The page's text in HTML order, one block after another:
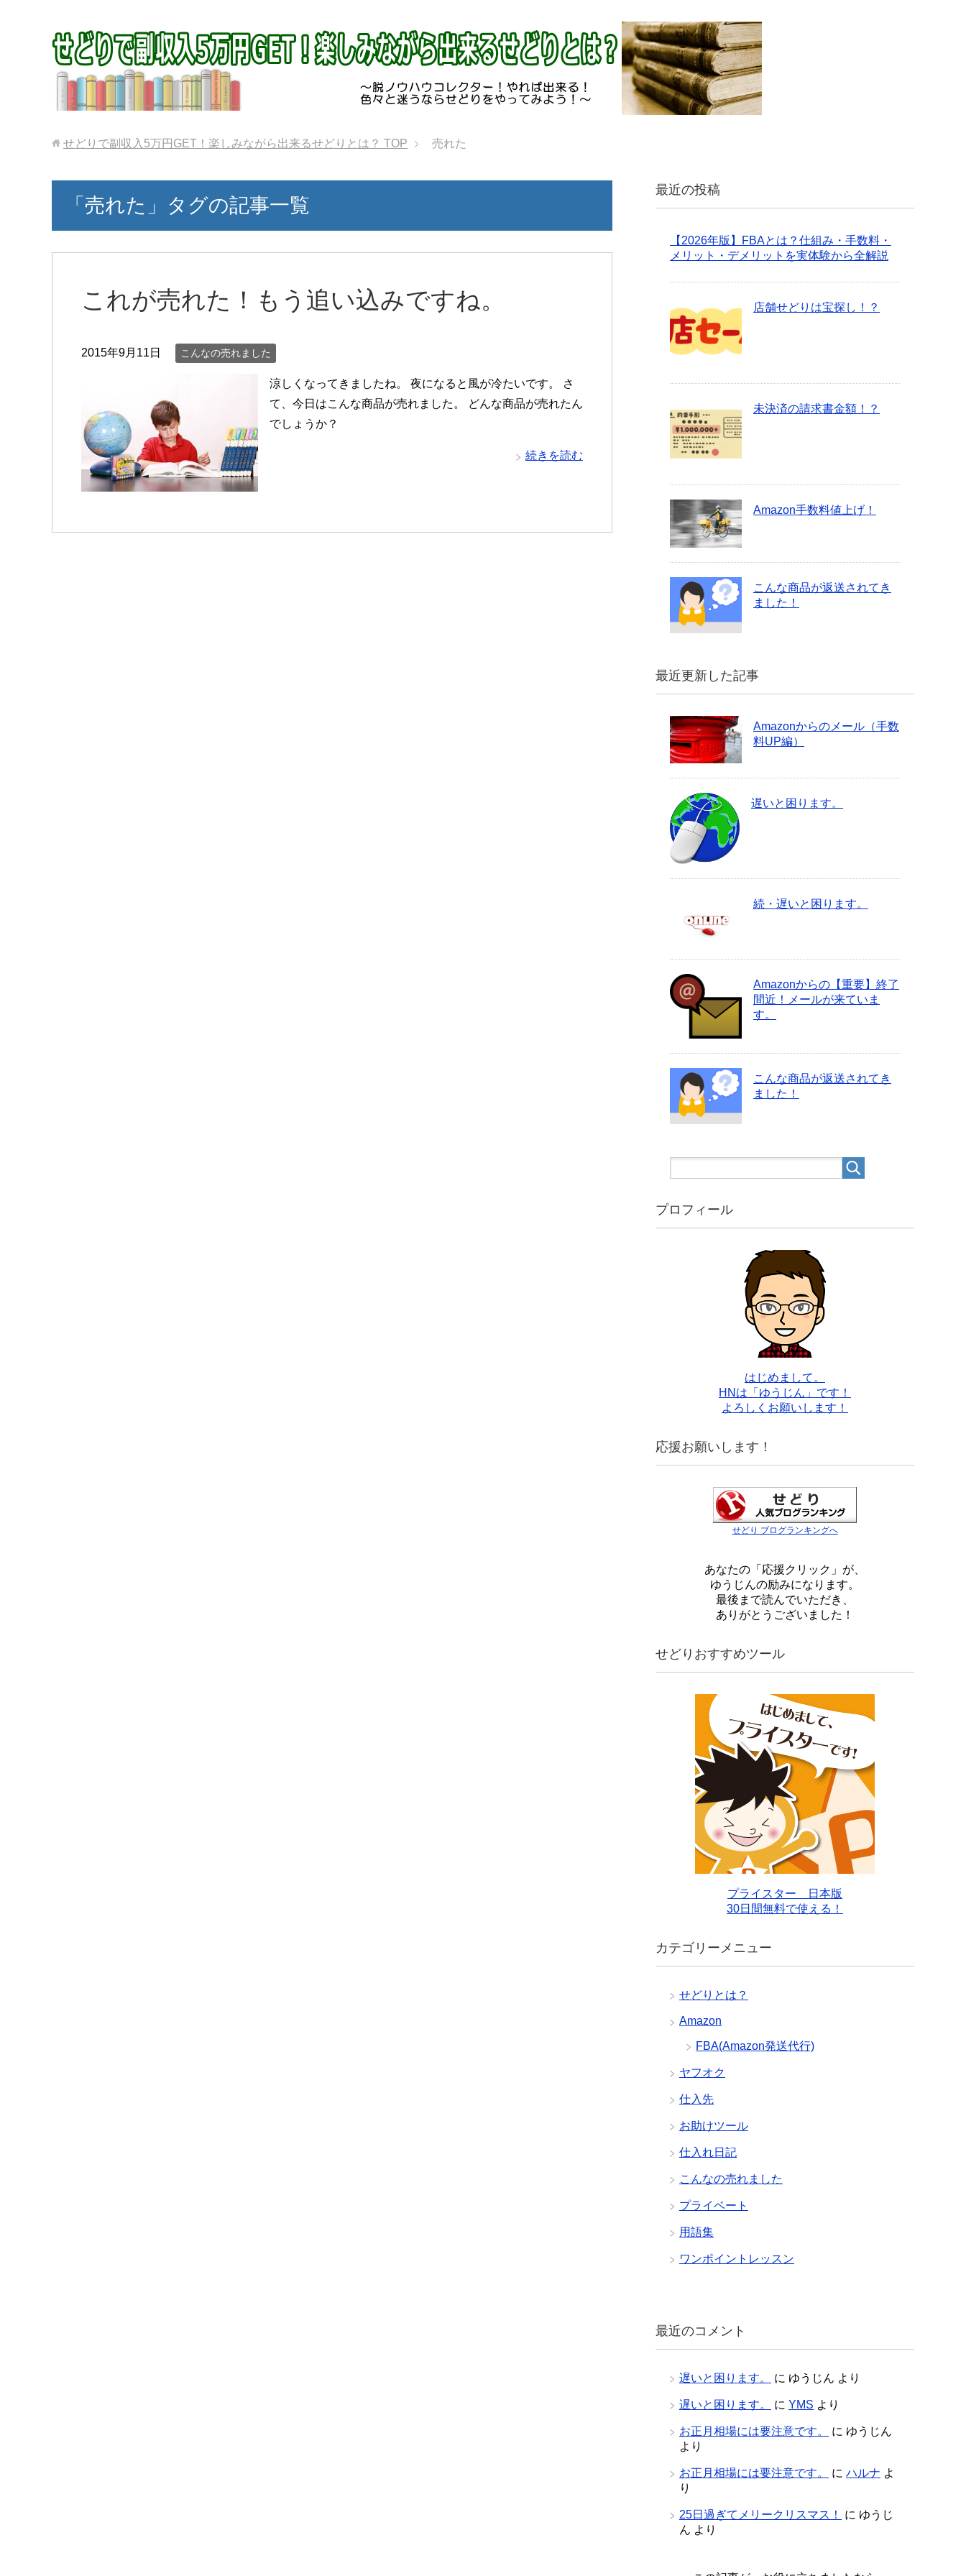
せどりで副収入5万円GET！楽しみながら出来るせどりとは？ TOP 売れた
「売れた」タグの記事一覧
これが売れた！もう追い込みですね。
2015年9月11日 こんなの売れました
涼しくなってきましたね。 夜になると風が冷たいです。 さ
て、今日はこんな商品が売れました。 どんな商品が売れたん
でしょうか？
続きを読む
最近の投稿
【2026年版】FBAとは？仕組み・手数料・
メリット・デメリットを実体験から全解説
店舗せどりは宝探し！？
未決済の請求書金額！？
Amazon手数料値上げ！
こんな商品が返送されてき
ました！
最近更新した記事
Amazonからのメール（手数
料UP編）
遅いと困ります。
続・遅いと困ります。
Amazonからの【重要】終了
間近！メールが来ていま
す。
こんな商品が返送されてき
ました！
プロフィール
はじめまして。
HNは「ゆうじん」です！
よろしくお願いします！
応援お願いします！
せどり ブログランキングへ
あなたの「応援クリック」が、
ゆうじんの励みになります。
最後まで読んでいただき、
ありがとうございました！
せどりおすすめツール
プライスター 日本版
30日間無料で使える！
カテゴリーメニュー
せどりとは？
Amazon
FBA(Amazon発送代行)
ヤフオク
仕入先
お助けツール
仕入れ日記
こんなの売れました
プライベート
用語集
ワンポイントレッスン
最近のコメント
遅いと困ります。 に ゆうじん より
遅いと困ります。 に YMS より
お正月相場には要注意です。 に ゆうじん
より
お正月相場には要注意です。 に ハルナ よ
り
25日過ぎてメリークリスマス！ に ゆうじ
ん より